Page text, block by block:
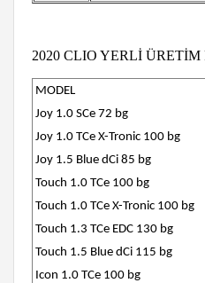
2020 CLIO YERLİ ÜRETİM
MODEL
Joy 1.0 SCe 72 bg
Joy 1.0 TCe X-Tronic 100 bg
Joy 1.5 Blue dCi 85 bg
Touch 1.0 TCe 100 bg
Touch 1.0 TCe X-Tronic 100 bg
Touch 1.3 TCe EDC 130 bg
Touch 1.5 Blue dCi 115 bg
Icon 1.0 TCe 100 bg